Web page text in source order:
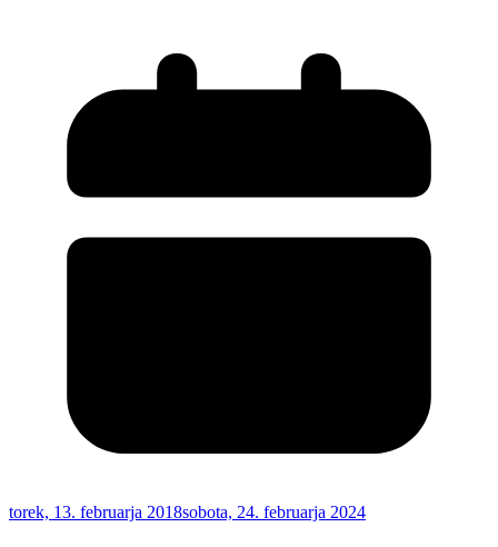
torek, 13. februarja 2018sobota, 24. februarja 2024